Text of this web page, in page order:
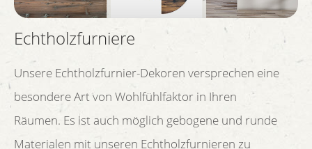
Echtholzfurniere
Unsere Echtholzfurnier-Dekoren versprechen eine
besondere Art von Wohlfühlfaktor in Ihren
Räumen. Es ist auch möglich gebogene und runde
Materialen mit unseren Echtholzfurnieren zu